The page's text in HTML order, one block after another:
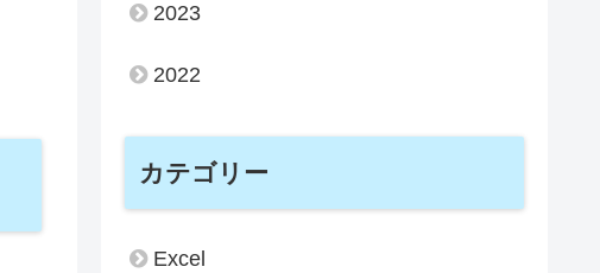
2023
2022
カテゴリー
Excel